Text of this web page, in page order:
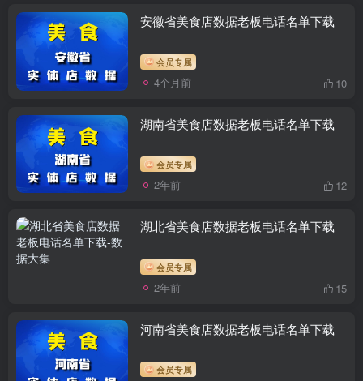
安徽省美食店数据老板电话名单下载
会员专属
4个月前 10
湖南省美食店数据老板电话名单下载
会员专属
2年前 12
湖北省美食店数据老板电话名单下载
会员专属
2年前 15
河南省美食店数据老板电话名单下载
会员专属